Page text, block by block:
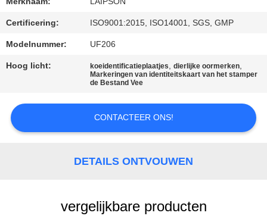
OM
PRIVACY
Certificering: ISO9001:2015, ISO14001, SGS, GMP
Modelnummer: UF206
Hoog licht: koeidentificatieplaatjes,dierlijke oormerken,
Markeringen van identiteitskaart van het stamper
de Bestand Vee
CONTACTEER ONS!
DETAILS ONTVOUWEN
vergelijkbare producten